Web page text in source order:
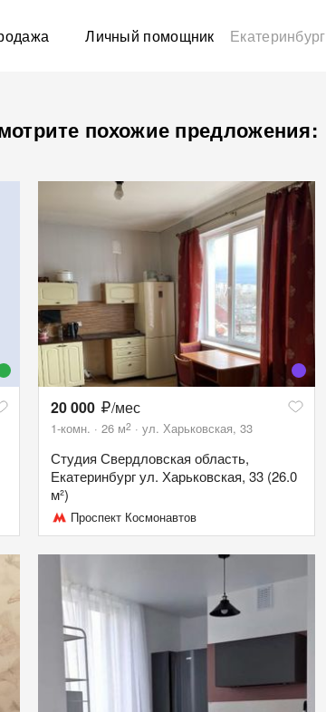
Личный помощник Екатеринбург
похожие предложения:
20 000 /мес
1-комн. 26 м2 ул. Харьковская, 33
Студия Свердловская область,
Екатеринбург ул. Харьковская, 33 (26.0
м²)
Проспект Космонавтов